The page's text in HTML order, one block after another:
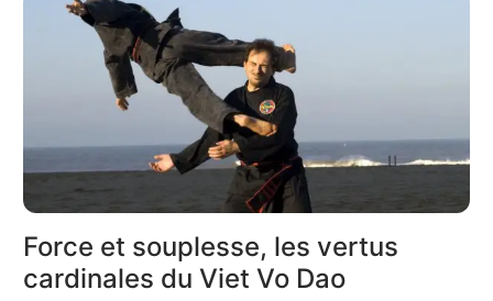
Force et souplesse, les vertus
cardinales du Viet Vo Dao